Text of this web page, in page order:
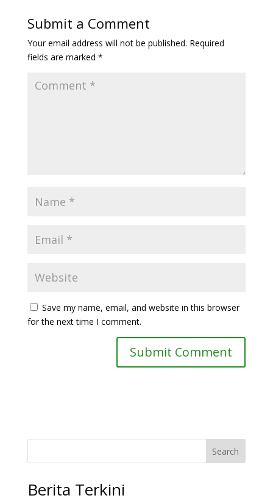
Submit a Comment
Your email address will not be published. Required
fields are marked *
Save my name, email, and website in this browser
for the next time I comment.
Search
Berita Terkini